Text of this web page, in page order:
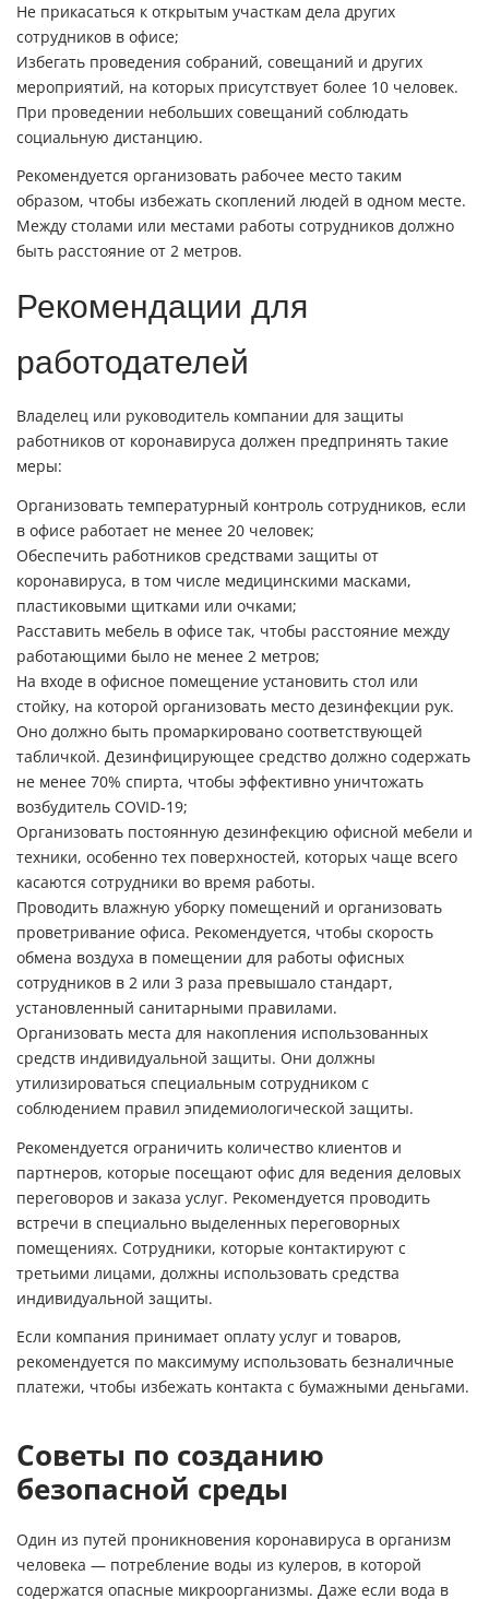
Не прикасаться к открытым участкам дела других
сотрудников в офисе;
Избегать проведения собраний, совещаний и других
мероприятий, на которых присутствует более 10 человек.
При проведении небольших совещаний соблюдать
социальную дистанцию.
Рекомендуется организовать рабочее место таким
образом, чтобы избежать скоплений людей в одном месте.
Между столами или местами работы сотрудников должно
быть расстояние от 2 метров.
Рекомендации для
работодателей
Владелец или руководитель компании для защиты
работников от коронавируса должен предпринять такие
меры:
Организовать температурный контроль сотрудников, если
в офисе работает не менее 20 человек;
Обеспечить работников средствами защиты от
коронавируса, в том числе медицинскими масками,
пластиковыми щитками или очками;
Расставить мебель в офисе так, чтобы расстояние между
работающими было не менее 2 метров;
На входе в офисное помещение установить стол или
стойку, на которой организовать место дезинфекции рук.
Оно должно быть промаркировано соответствующей
табличкой. Дезинфицирующее средство должно содержать
не менее 70% спирта, чтобы эффективно уничтожать
возбудитель COVID-19;
Организовать постоянную дезинфекцию офисной мебели и
техники, особенно тех поверхностей, которых чаще всего
касаются сотрудники во время работы.
Проводить влажную уборку помещений и организовать
проветривание офиса. Рекомендуется, чтобы скорость
обмена воздуха в помещении для работы офисных
сотрудников в 2 или 3 раза превышало стандарт,
установленный санитарными правилами.
Организовать места для накопления использованных
средств индивидуальной защиты. Они должны
утилизироваться специальным сотрудником с
соблюдением правил эпидемиологической защиты.
Рекомендуется ограничить количество клиентов и
партнеров, которые посещают офис для ведения деловых
переговоров и заказа услуг. Рекомендуется проводить
встречи в специально выделенных переговорных
помещениях. Сотрудники, которые контактируют с
третьими лицами, должны использовать средства
индивидуальной защиты.
Если компания принимает оплату услуг и товаров,
рекомендуется по максимуму использовать безналичные
платежи, чтобы избежать контакта с бумажными деньгами.
Советы по созданию
безопасной среды
Один из путей проникновения коронавируса в организм
человека — потребление воды из кулеров, в которой
содержатся опасные микроорганизмы. Даже если вода в